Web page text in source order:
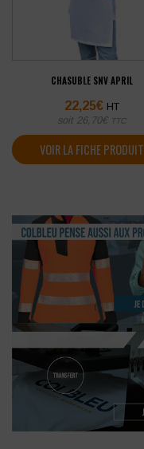
CHASUBLE SNV APRIL
22,25€ HT
soit 26,70€ TTC
VOIR LA FICHE PRODUIT